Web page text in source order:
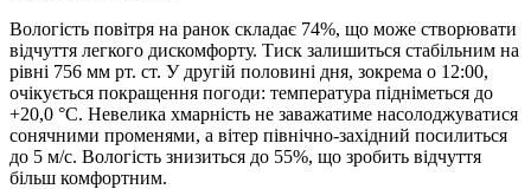
Вологість повітря на ранок складає 74%, що може створювати
відчуття легкого дискомфорту. Тиск залишиться стабільним на
рівні 756 мм рт. ст. У другій половині дня, зокрема о 12:00,
очікується покращення погоди: температура підніметься до
+20,0 °С. Невелика хмарність не заважатиме насолоджуватися
сонячними променями, а вітер північно-західний посилиться
до 5 м/с. Вологість знизиться до 55%, що зробить відчуття
більш комфортним.